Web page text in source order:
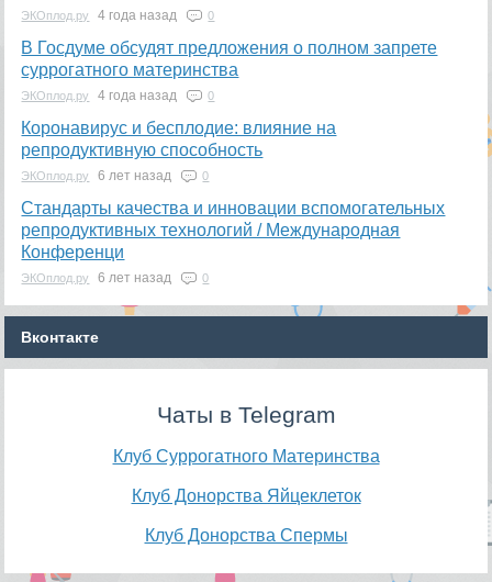
ЭКОплод.ру 4 года назад 0
В Госдуме обсудят предложения о полном запрете
суррогатного материнства
ЭКОплод.ру 4 года назад 0
Коронавирус и бесплодие: влияние на
репродуктивную способность
ЭКОплод.ру 6 лет назад 0
​Стандарты качества и инновации вспомогательных
репродуктивных технологий / Международная
Конференци
ЭКОплод.ру 6 лет назад 0
Вконтакте
Чаты в Telegram
Клуб Суррогатного Материнства
Клуб Донорства Яйцеклеток
Клуб Донорства Спермы